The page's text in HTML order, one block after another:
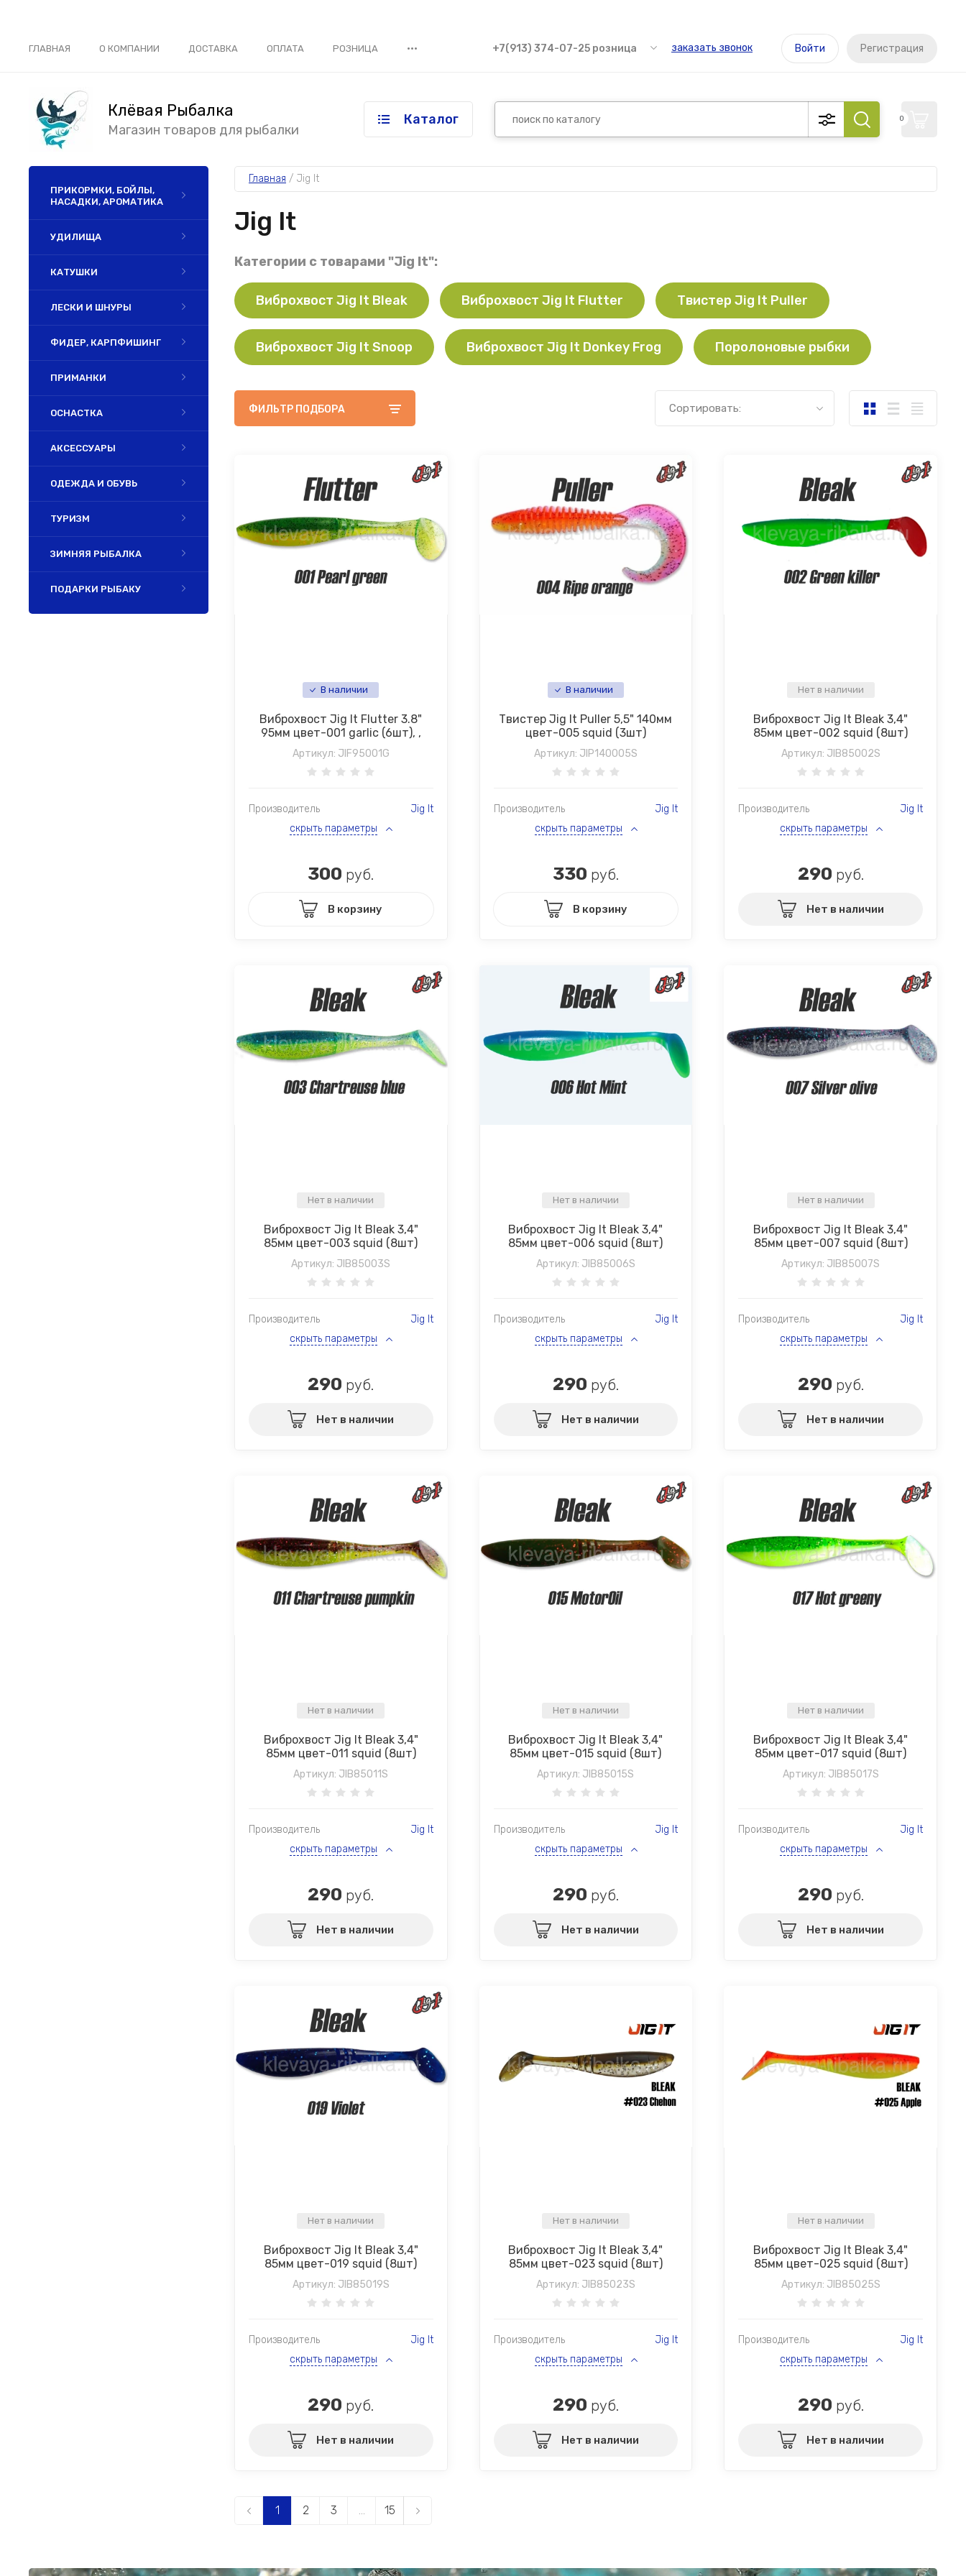
ГЛАВНАЯ О КОМПАНИИ ДОСТАВКА ОПЛАТА РОЗНИЦА ••• +7(913) 374-07-25 розница заказать звонок Войти Регистрация
Клёвая Рыбалка
Магазин товаров для рыбалки
Каталог 0
ПРИКОРМКИ, БОЙЛЫ,
НАСАДКИ, АРОМАТИКА
УДИЛИЩА
КАТУШКИ
ЛЕСКИ И ШНУРЫ
ФИДЕР, КАРПФИШИНГ
ПРИМАНКИ
ОСНАСТКА
АКСЕССУАРЫ
ОДЕЖДА И ОБУВЬ
ТУРИЗМ
ЗИМНЯЯ РЫБАЛКА
ПОДАРКИ РЫБАКУ
Главная / Jig It
Jig It
Категории с товарами "Jig It":
Виброхвост Jig It Bleak Виброхвост Jig It Flutter Твистер Jig It Puller
Виброхвост Jig It Snoop Виброхвост Jig It Donkey Frog Поролоновые рыбки
ФИЛЬТР ПОДБОРА Сортировать:
В наличии
Виброхвост Jig It Flutter 3.8"
95мм цвет-001 garlic (6шт), ,
Артикул: JIF95001G
Производитель
Jig It
скрыть параметры
300 руб.
В корзину
В наличии
Твистер Jig It Puller 5,5" 140мм
цвет-005 squid (3шт)
Артикул: JIP140005S
Производитель
Jig It
скрыть параметры
330 руб.
В корзину
Нет в наличии
Виброхвост Jig It Bleak 3,4"
85мм цвет-002 squid (8шт)
Артикул: JIB85002S
Производитель
Jig It
скрыть параметры
290 руб.
Нет в наличии
Нет в наличии
Виброхвост Jig It Bleak 3,4"
85мм цвет-003 squid (8шт)
Артикул: JIB85003S
Производитель
Jig It
скрыть параметры
290 руб.
Нет в наличии
Нет в наличии
Виброхвост Jig It Bleak 3,4"
85мм цвет-006 squid (8шт)
Артикул: JIB85006S
Производитель
Jig It
скрыть параметры
290 руб.
Нет в наличии
Нет в наличии
Виброхвост Jig It Bleak 3,4"
85мм цвет-007 squid (8шт)
Артикул: JIB85007S
Производитель
Jig It
скрыть параметры
290 руб.
Нет в наличии
Нет в наличии
Виброхвост Jig It Bleak 3,4"
85мм цвет-011 squid (8шт)
Артикул: JIB85011S
Производитель
Jig It
скрыть параметры
290 руб.
Нет в наличии
Нет в наличии
Виброхвост Jig It Bleak 3,4"
85мм цвет-015 squid (8шт)
Артикул: JIB85015S
Производитель
Jig It
скрыть параметры
290 руб.
Нет в наличии
Нет в наличии
Виброхвост Jig It Bleak 3,4"
85мм цвет-017 squid (8шт)
Артикул: JIB85017S
Производитель
Jig It
скрыть параметры
290 руб.
Нет в наличии
Нет в наличии
Виброхвост Jig It Bleak 3,4"
85мм цвет-019 squid (8шт)
Артикул: JIB85019S
Производитель
Jig It
скрыть параметры
290 руб.
Нет в наличии
Нет в наличии
Виброхвост Jig It Bleak 3,4"
85мм цвет-023 squid (8шт)
Артикул: JIB85023S
Производитель
Jig It
скрыть параметры
290 руб.
Нет в наличии
Нет в наличии
Виброхвост Jig It Bleak 3,4"
85мм цвет-025 squid (8шт)
Артикул: JIB85025S
Производитель
Jig It
скрыть параметры
290 руб.
Нет в наличии
1 2 3 ... 15